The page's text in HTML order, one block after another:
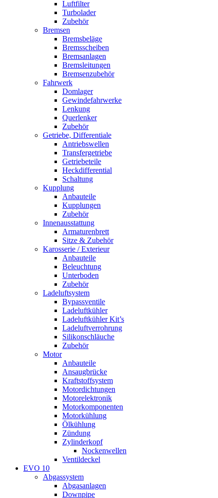
Luftfilter
Turbolader
Zubehör
Bremsen
Bremsbeläge
Bremsscheiben
Bremsanlagen
Bremsleitungen
Bremsenzubehör
Fahrwerk
Domlager
Gewindefahrwerke
Lenkung
Querlenker
Zubehör
Getriebe, Differentiale
Antriebswellen
Transfergetriebe
Getriebeteile
Heckdifferential
Schaltung
Kupplung
Anbauteile
Kupplungen
Zubehör
Innenausstattung
Armaturenbrett
Sitze & Zubehör
Karosserie / Exterieur
Anbauteile
Beleuchtung
Unterboden
Zubehör
Ladeluftsystem
Bypassventile
Ladeluftkühler
Ladeluftkühler Kit’s
Ladeluftverrohrung
Silikonschläuche
Zubehör
Motor
Anbauteile
Ansaugbrücke
Kraftstoffsystem
Motordichtungen
Motorelektronik
Motorkomponenten
Motorkühlung
Ölkühlung
Zündung
Zylinderkopf
Nockenwellen
Ventildeckel
EVO 10
Abgassystem
Abgasanlagen
Downpipe